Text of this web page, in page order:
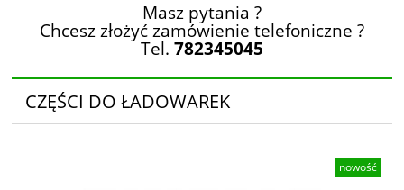
Masz pytania ?
Chcesz złożyć zamówienie telefoniczne ?
Tel. 782345045
CZĘŚCI DO ŁADOWAREK
nowość